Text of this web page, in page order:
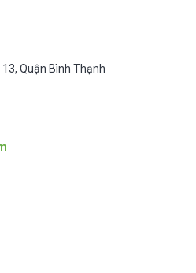
Quận Bình Thạnh